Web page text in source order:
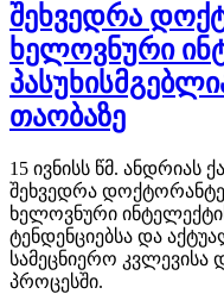
შეხვედრა
ხელოვნური
თაობაზე
15 ივნისს წმ. ანდრიას
შეხვედრა
ხელოვნური
ტენდენციებსა და
სამეცნიერო კვლევისა
პროცესში.